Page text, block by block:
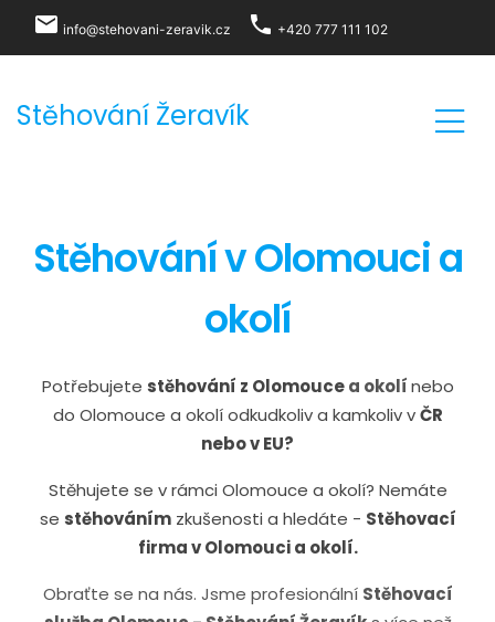
Stěhování Žeravík
Stěhování v Olomouci a
okolí
Potřebujete stěhování z Olomouce a okolínebo
do Olomouce a okolí odkudkoliv a kamkoliv vČR
nebo v EU?
Stěhujete se v rámci Olomouce a okolí? Nemáte
se stěhovánímzkušenosti a hledáte - Stěhovací
firma v Olomouci a okolí.
Obraťte se na nás. Jsme profesionální Stěhovací
local_post_office info@stehovani-zeravik.cz phone +420 777 111 102